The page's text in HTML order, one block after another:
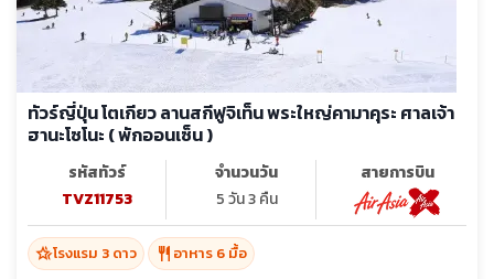
ทัวร์ญี่ปุ่น โตเกียว ลานสกีฟูจิเท็น พระใหญ่คามาคุระ ศาลเจ้า
ฮานะโซโนะ ( พักออนเซ็น )
รหัสทัวร์
TVZ11753
จำนวนวัน
5 วัน 3 คืน
สายการบิน
hotel_classโรงแรม 3 ดาว restaurant อาหาร 6 มื้อ